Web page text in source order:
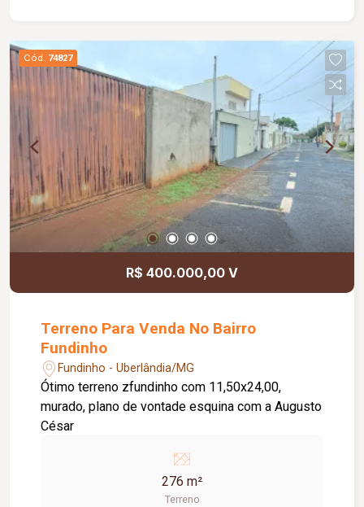
Cód. 74827
R$ 400.000,00 V
Terreno Para Venda No Bairro
Fundinho
Fundinho - Uberlândia/MG
Ótimo terreno zfundinho com 11,50x24,00,
murado, plano de vontade esquina com a Augusto
César
276 m²
Terreno